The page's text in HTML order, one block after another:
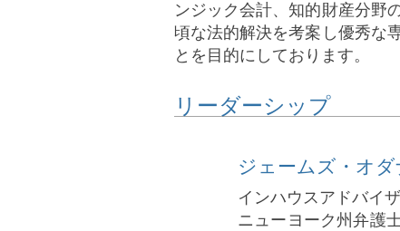
ンジック会計、知的財産分野
頃な法的解決を考案し優秀な
とを目的にしております。
リーダーシップ
ジェームズ・オダ
インハウスアドバイ
ニューヨーク州弁護